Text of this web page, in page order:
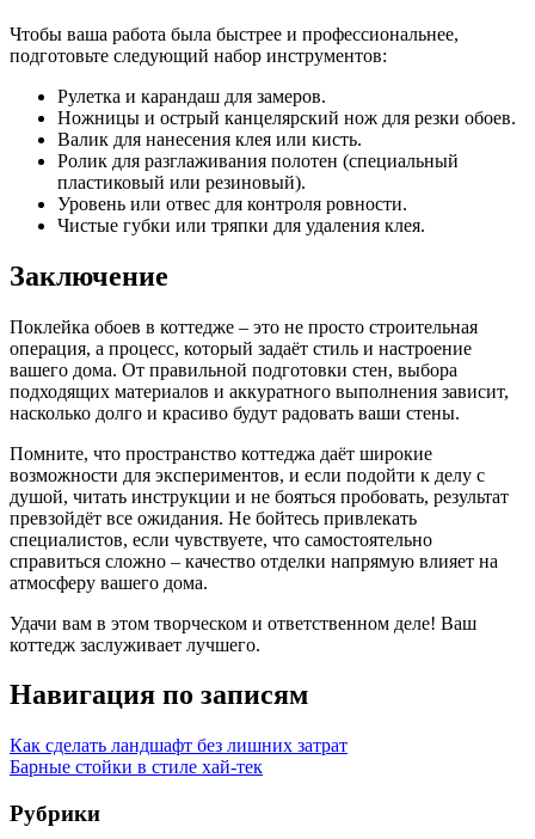
Чтобы ваша работа была быстрее и профессиональнее,
подготовьте следующий набор инструментов:
Рулетка и карандаш для замеров.
Ножницы и острый канцелярский нож для резки обоев.
Валик для нанесения клея или кисть.
Ролик для разглаживания полотен (специальный
пластиковый или резиновый).
Уровень или отвес для контроля ровности.
Чистые губки или тряпки для удаления клея.
Заключение
Поклейка обоев в коттедже – это не просто строительная
операция, а процесс, который задаёт стиль и настроение
вашего дома. От правильной подготовки стен, выбора
подходящих материалов и аккуратного выполнения зависит,
насколько долго и красиво будут радовать ваши стены.
Помните, что пространство коттеджа даёт широкие
возможности для экспериментов, и если подойти к делу с
душой, читать инструкции и не бояться пробовать, результат
превзойдёт все ожидания. Не бойтесь привлекать
специалистов, если чувствуете, что самостоятельно
справиться сложно – качество отделки напрямую влияет на
атмосферу вашего дома.
Удачи вам в этом творческом и ответственном деле! Ваш
коттедж заслуживает лучшего.
Навигация по записям
Как сделать ландшафт без лишних затрат
Барные стойки в стиле хай-тек
Рубрики